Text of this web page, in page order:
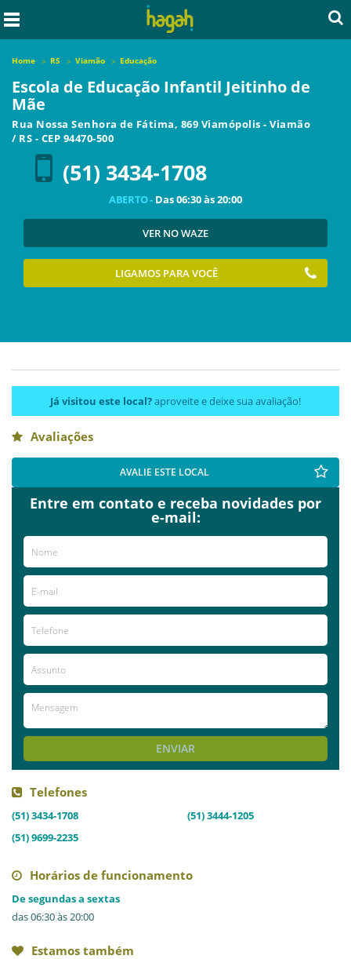
Home RS Viamão Educação
Escola de Educação Infantil Jeitinho de
Mãe
Rua Nossa Senhora de Fátima, 869 Viamópolis - Viamão
/ RS - CEP 94470-500
(51) 3434-1708
ABERTO - Das06:30às20:00
VER NO WAZE
LIGAMOS PARA VOCÊ
Já visitou este local?aproveite e deixe sua avaliação!
Avaliações
AVALIE ESTE LOCAL
Entre em contato e receba novidades por
e-mail:
ENVIAR
Telefones
(51) 3434-1708
(51) 3444-1205
(51) 9699-2235
Horários de funcionamento
De segundas a sextas
das 06:30 às 20:00
Estamos também